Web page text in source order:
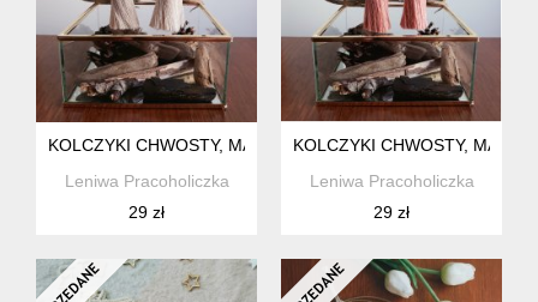
KOLCZYKI CHWOSTY, MAKRAMA
Leniwa Pracoholiczka
29 zł
KOLCZYKI CHWOSTY,
Leniwa Pracoholiczka
29 zł